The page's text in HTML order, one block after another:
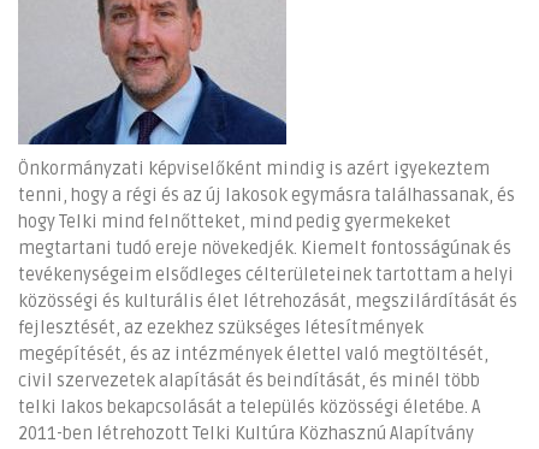
Önkormányzati képviselőként mindig is azért igyekeztem
tenni, hogy a régi és az új lakosok egymásra találhassanak, és
hogy Telki mind felnőtteket, mind pedig gyermekeket
megtartani tudó ereje növekedjék. Kiemelt fontosságúnak és
tevékenységeim elsődleges célterületeinek tartottam a helyi
közösségi és kulturális élet létrehozását, megszilárdítását és
fejlesztését, az ezekhez szükséges létesítmények
megépítését, és az intézmények élettel való megtöltését,
civil szervezetek alapítását és beindítását, és minél több
telki lakos bekapcsolását a település közösségi életébe. A
2011-ben létrehozott Telki Kultúra Közhasznú Alapítvány